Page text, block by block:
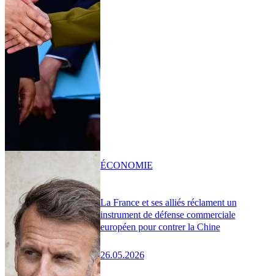
La France et ses alliés réclament un
instrument de défense commerciale
européen pour contrer la Chine
26.05.2026
ÉCONOMIE